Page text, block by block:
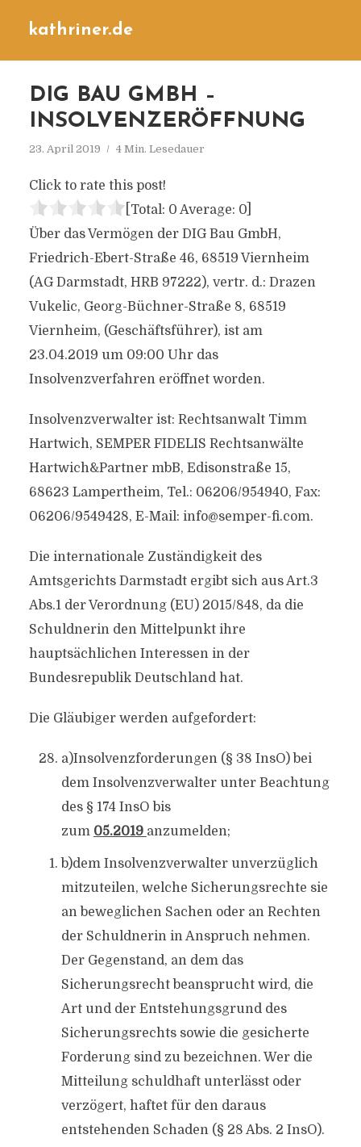
kathriner.de
DIG BAU GMBH –
INSOLVENZERÖFFNUNG
23. April 2019 4 Min. Lesedauer
Click to rate this post!
[Total: 0 Average: 0]
Über das Vermögen der DIG Bau GmbH,
Friedrich-Ebert-Straße 46, 68519 Viernheim
(AG Darmstadt, HRB 97222), vertr. d.: Drazen
Vukelic, Georg-Büchner-Straße 8, 68519
Viernheim, (Geschäftsführer), ist am
23.04.2019 um 09:00 Uhr das
Insolvenzverfahren eröffnet worden.
Insolvenzverwalter ist: Rechtsanwalt Timm
Hartwich, SEMPER FIDELIS Rechtsanwälte
Hartwich&Partner mbB, Edisonstraße 15,
68623 Lampertheim, Tel.: 06206/954940, Fax:
06206/9549428, E-Mail: info@semper-fi.com.
Die internationale Zuständigkeit des
Amtsgerichts Darmstadt ergibt sich aus Art.3
Abs.1 der Verordnung (EU) 2015/848, da die
Schuldnerin den Mittelpunkt ihre
hauptsächlichen Interessen in der
Bundesrepublik Deutschland hat.
Die Gläubiger werden aufgefordert:
a)Insolvenzforderungen (§ 38 InsO) bei
dem Insolvenzverwalter unter Beachtung
des § 174 InsO bis
zum 05.2019 anzumelden;
b)dem Insolvenzverwalter unverzüglich
mitzuteilen, welche Sicherungsrechte sie
an beweglichen Sachen oder an Rechten
der Schuldnerin in Anspruch nehmen.
Der Gegenstand, an dem das
Sicherungsrecht beansprucht wird, die
Art und der Entstehungsgrund des
Sicherungsrechts sowie die gesicherte
Forderung sind zu bezeichnen. Wer die
Mitteilung schuldhaft unterlässt oder
verzögert, haftet für den daraus
entstehenden Schaden (§ 28 Abs. 2 InsO).